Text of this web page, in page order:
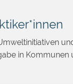
in Kommunen